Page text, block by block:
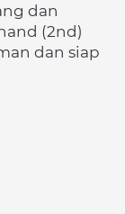
dan
(2nd)
dan siap